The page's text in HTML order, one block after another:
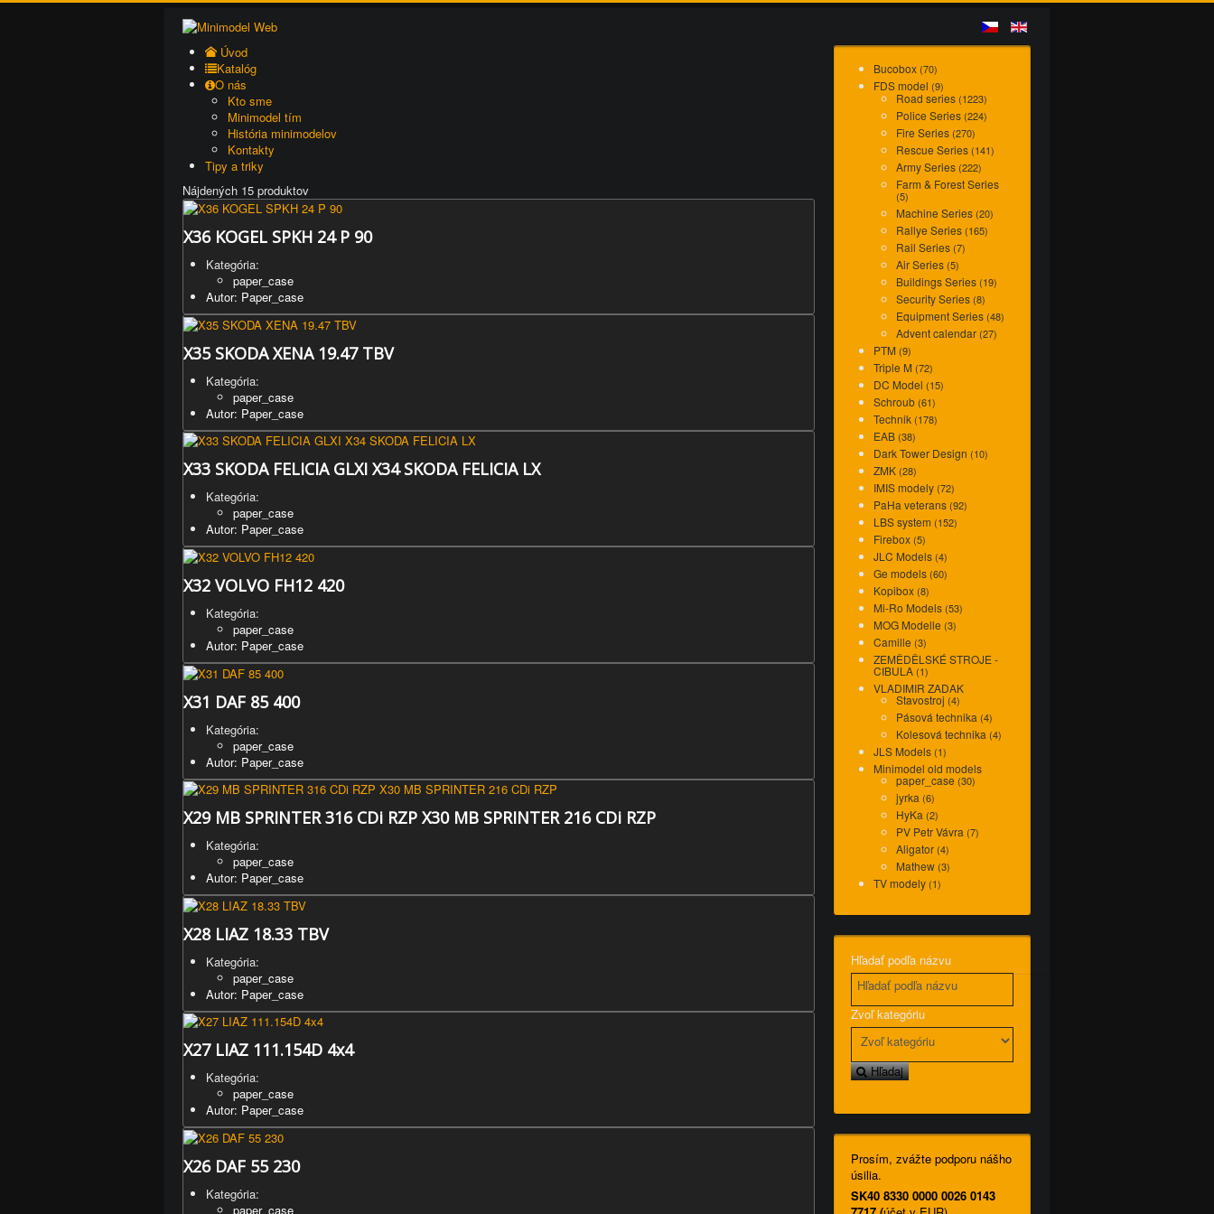
Úvod
Katalóg
O nás
Kto sme
Minimodel tím
História minimodelov
Kontakty
Tipy a triky
Nájdených 15 produktov
X36 KOGEL SPKH 24 P 90
Kategória:
paper_case
Autor: Paper_case
X35 SKODA XENA 19.47 TBV
Kategória:
paper_case
Autor: Paper_case
X33 SKODA FELICIA GLXI X34 SKODA FELICIA LX
Kategória:
paper_case
Autor: Paper_case
X32 VOLVO FH12 420
Kategória:
paper_case
Autor: Paper_case
X31 DAF 85 400
Kategória:
paper_case
Autor: Paper_case
X29 MB SPRINTER 316 CDi RZP X30 MB SPRINTER 216 CDi RZP
Kategória:
paper_case
Autor: Paper_case
X28 LIAZ 18.33 TBV
Kategória:
paper_case
Autor: Paper_case
X27 LIAZ 111.154D 4x4
Kategória:
paper_case
Autor: Paper_case
X26 DAF 55 230
Kategória:
paper_case
Bucobox (70)
FDS model (9)
Road series (1223)
Police Series (224)
Fire Series (270)
Rescue Series (141)
Army Series (222)
Farm & Forest Series
(5)
Machine Series (20)
Rallye Series (165)
Rail Series (7)
Air Series (5)
Buildings Series (19)
Security Series (8)
Equipment Series (48)
Advent calendar (27)
PTM (9)
Triple M (72)
DC Model (15)
Schroub (61)
Technik (178)
EAB (38)
Dark Tower Design (10)
ZMK (28)
IMIS modely (72)
PaHa veterans (92)
LBS system (152)
Firebox (5)
JLC Models (4)
Ge models (60)
Kopibox (8)
Mi-Ro Models (53)
MOG Modelle (3)
Camille (3)
ZEMĚDĚLSKÉ STROJE -
CIBULA (1)
VLADIMIR ZADAK
Stavostroj (4)
Pásová technika (4)
Kolesová technika (4)
JLS Models (1)
Minimodel old models
paper_case (30)
jyrka (6)
HyKa (2)
PV Petr Vávra (7)
Aligator (4)
Mathew (3)
TV modely (1)
Hľadať podľa názvu
Zvoľ kategóriu
Hľadaj
Prosím, zvážte podporu nášho
úsilia.
SK40 8330 0000 0026 0143